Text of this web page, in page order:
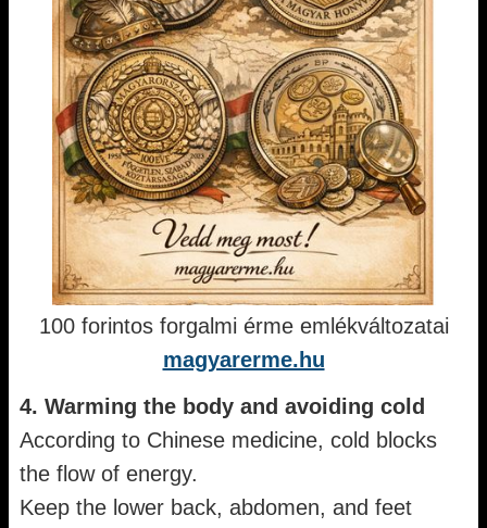
100 forintos forgalmi érme emlékváltozatai
magyarerme.hu
4. Warming the body and avoiding cold
According to Chinese medicine, cold blocks
the flow of energy.
Keep the lower back, abdomen, and feet